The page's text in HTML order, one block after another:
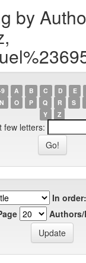
by
A B C D E
N O P Q R S
Y
Z
few letters:
In order: